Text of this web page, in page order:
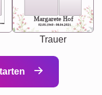
Margarete Hof
02.05.1940 - 08.04.2021
Trauer